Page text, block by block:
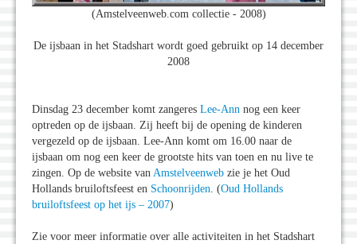
(Amstelveenweb.com collectie - 2008)
De ijsbaan in het Stadshart wordt goed gebruikt op 14 december
2008
Dinsdag 23 december komt zangeres Lee-Ann nog een keer
optreden op de ijsbaan. Zij heeft bij de opening de kinderen
vergezeld op de ijsbaan. Lee-Ann komt om 16.00 naar de
ijsbaan om nog een keer de grootste hits van toen en nu live te
zingen. Op de website van Amstelveenweb zie je het Oud
Hollands bruiloftsfeest en Schoonrijden. (Oud Hollands
bruiloftsfeest op het ijs – 2007)
Zie voor meer informatie over alle activiteiten in het Stadshart